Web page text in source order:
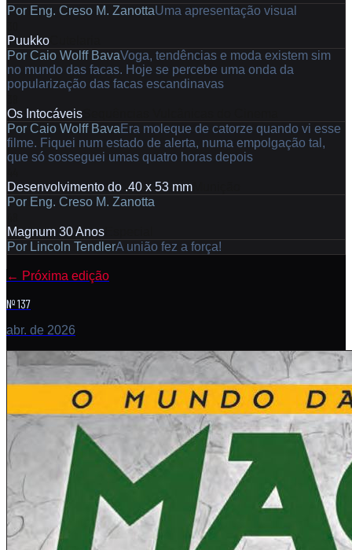
Por Eng. Creso M. ZanottaUma apresentação visual
Puukko
Por Caio Wolff BavaVoga, tendências e moda existem sim
no mundo das facas. Hoje se percebe uma onda da
popularização das facas escandinavas
Os Intocáveis
Por Caio Wolff Bava Era moleque de catorze quando vi esse
filme. Fiquei num estado de alerta, numa empolgação tal,
que só sosseguei umas quatro horas depois
Desenvolvimento do .40 x 53 mm
Por Eng. Creso M. Zanotta
Magnum 30 Anos
Por Lincoln TendlerA união fez a força!
← Próxima edição
Nº 137
abr. de 2026